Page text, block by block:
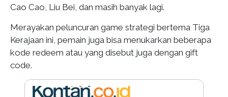
Cao Cao, Liu Bei, dan masih banyak lagi.
Merayakan peluncuran game strategi bertema Tiga
Kerajaan ini, pemain juga bisa menukarkan beberapa
kode redeem atau yang disebut juga dengan gift
code.